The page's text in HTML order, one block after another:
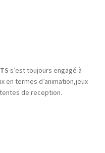
s’est toujours engagé à
en termes d’animation,jeux
de reception.